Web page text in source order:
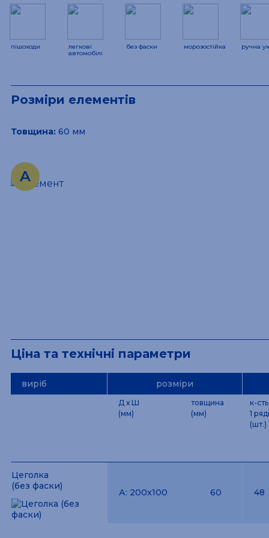
пішоходи
легкові
автомобілі
без фаски морозостійка ручна
Розміри елементів
Товщина: 60 мм
Ціна та технічні параметри
виріб розміри
Д х Ш
(мм)
товщина
(мм)
к-
1 ряді
(шт.)
Цеголка
(без фаски)
А: 200x100 60 48